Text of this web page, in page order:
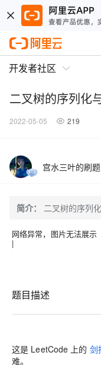
开发者社区
二叉树的序列化
2022-05-05 219
宫水三叶的刷
简介： 二叉树的序列
网络异常，图片无法展示
|
题目描述
这是 LeetCode 上的 剑
难。